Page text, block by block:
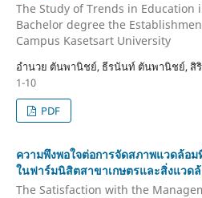
The Study of Trends in Education
Bachelor degree the
Campus Kasetsart University
อำนวย ตันพานิชย์, ธีรนันท์ ตันพานิชย์,
1-10
PDF
ความพึงพอใจต่อการจัดสภาพแวดล้อม
ในฟาร์มนิสิตสาขาเกษตรและสิ่งแวด
The Satisfaction with the